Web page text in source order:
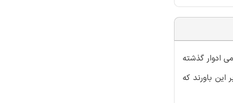
ادوار گذشته
باورند که